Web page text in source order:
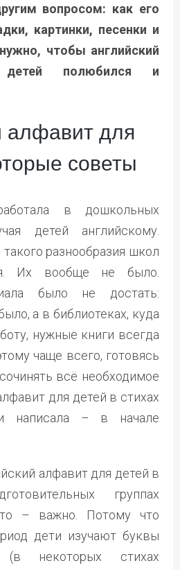
вопросом: как его
картинки, песенки и
чтобы английский
полюбился и
алфавит для
советы
в дошкольных
детей английскому.
разнообразия школ
Их вообще не было.
было не достать:
а в библиотеках, куда
нужные книги всегда
чаще всего, готовясь
всё необходимое
для детей в стихах
написала – в начале
алфавит для детей в
группах
– важно. Потому что
дети изучают буквы
некоторых стихах